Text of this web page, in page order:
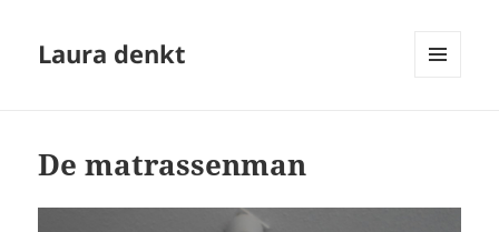
Laura denkt
De matrassenman